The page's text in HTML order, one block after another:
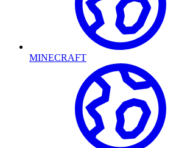
MINECRAFT